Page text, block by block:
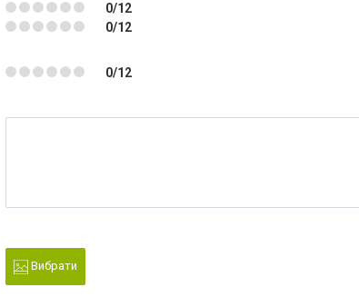
0/12
0/12
0/12
Вибрати